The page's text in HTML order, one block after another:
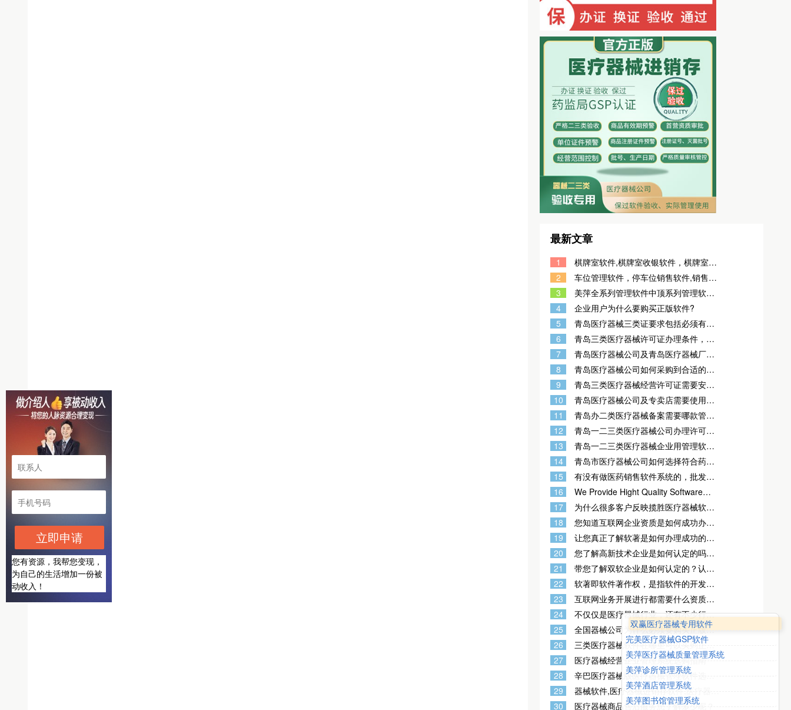
最新文章
1
棋牌室软件,棋牌室收银软件，棋牌室系
统，棋牌室会员管理系统
2
车位管理软件，停车位销售软件,销售停
车位的管理软件，停车场销售软件，停
车场管理系统，有手机端APP
3
美萍全系列管理软件中顶系列管理软件
管家婆进销存管理软件
4
企业用户为什么要购买正版软件?
5
青岛医疗器械三类证要求包括必须有管
理系统吗？
6
青岛三类医疗器械许可证办理条件，需
要管理系统吗？
7
青岛医疗器械公司及青岛医疗器械厂家
需要用什么样的管理系统？
8
青岛医疗器械公司如何采购到合适的能
通过验收办证的医疗器械管理软件（系
统）？
9
青岛三类医疗器械经营许可证需要安装
的管理软件系统？
10
青岛医疗器械公司及专卖店需要使用哪
款管理软件？
11
青岛办二类医疗器械备案需要哪款管理
软件？
12
青岛一二三类医疗器械公司办理许可证
要用的管理软件如果购买？
13
青岛一二三类医疗器械企业用管理软
件，双赢医疗器械进销存GSP质量管理
系统可以吗？
14
青岛市医疗器械公司如何选择符合药监
验收的医疗器械管理软件？
15
有没有做医药销售软件系统的，批发还
零售?药店
16
We Provide Hight Quality Software
And The Best Customer Service To
You
17
为什么很多客户反映揽胜医疗器械软
件，才是一款真正能用的医疗器械管理
软件？
18
您知道互联网企业资质是如何成功办理
的吗？
19
让您真正了解软著是如何办理成功的？
计算机软件著作权申请流程和材料到底
有哪些呢？
20
您了解高新技术企业是如何认定的吗？
以及其认定条件政策是什么？
21
带您了解双软企业是如何认定的？认定
条件有哪些？
22
软著即软件著作权，是指软件的开发者
或者其他权利人依据有关著作权法律的
规定
23
互联网业务开展进行都需要什么资质
呢？具体什么样的业务应该申请办理什
么样的资质呢？
24
不仅仅是医疗器械行业，还有不少行业
也是需要办理资质许可证的
25
全国器械公司为什么必须要购买正版三
类医疗器械计算机管理软件？
26
三类医疗器械软件在哪里可以买到正版
的软件？
27
医疗器械经营企业管理系统选购指南
28
辛巴医疗器械版医疗器械管理软件选购
指南
29
器械软件,医疗器械进销存软件,医疗器械
销售软件,医疗器械销售系统,医疗器械软
30
医疗器械商品售后服务您了解多少呢？
立即申请
您有资源，我帮您变现，
为自己的生活增加一份被
动收入！
双赢医疗器械专用软件
完美医疗器械GSP软件
美萍医疗器械质量管理系统
美萍诊所管理系统
美萍酒店管理系统
美萍图书馆管理系统